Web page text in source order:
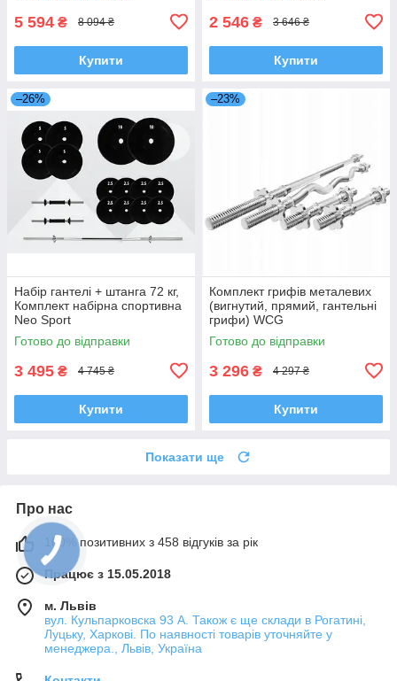
5 594 ₴ 8 094 ₴
Купити
2 546 ₴ 3 646 ₴
Купити
–26%
Набір гантелі + штанга 72 кг,
Комплект набірна спортивна
Neo Sport
Готово до відправки
3 495 ₴ 4 745 ₴
Купити
–23%
Комплект грифів металевих
(вигнутий, прямий, гантельні
грифи) WCG
Готово до відправки
3 296 ₴ 4 297 ₴
Купити
Показати ще
Про нас
100% позитивних з 458 відгуків за рік
Працює з 15.05.2018
м. Львів
вул. Кульпарковска 93 А. Також є ще склади в Рогатині,
Луцьку, Харкові. По наявності товарів уточняйте у
менеджера., Львів, Україна